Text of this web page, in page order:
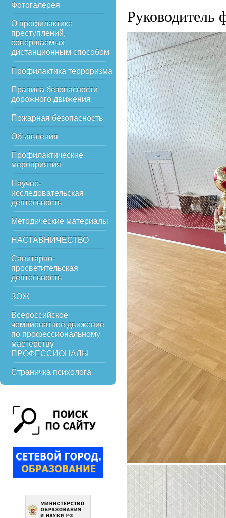
Фотогалерея
О профилактике
преступлений,
совершаемых
дистанционным способом
Профилактика терроризма
Правила безопасности
дорожного движения
Пожарная безопасность
Объявления
Профилактические
мероприятия
Научно-
исследовательская
деятельность
Методические материалы
НАСТАВНИЧЕСТВО
Санитарно-
просветительская
деятельность
ЗОЖ
Всероссийское
чемпионатное движение
по профессиональному
мастерству
ПРОФЕССИОНАЛЫ
Страничка психолога
Руководитель